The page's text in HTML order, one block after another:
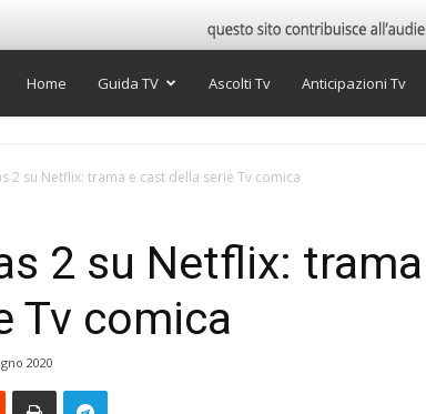
Super
Home Guida TV Ascolti Tv Anticipazioni Tv
2 su Netflix: trama e cast della serie Tv comica
2 su Netflix:
Tv comica
2020